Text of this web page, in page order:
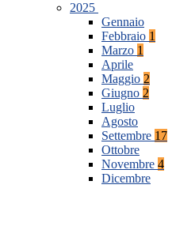
2025
Gennaio
Febbraio 1
Marzo 1
Aprile
Maggio 2
Giugno 2
Luglio
Agosto
Settembre 17
Ottobre
Novembre 4
Dicembre